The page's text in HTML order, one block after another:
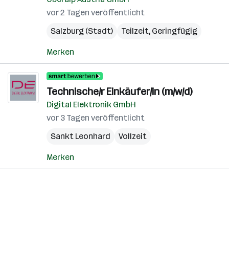
vor 2 Tagen veröffentlicht
Salzburg (Stadt)
Teilzeit, Geringfügig
Merken
Technische/r Einkäufer/in (m/w/d)
Digital Elektronik GmbH
vor 3 Tagen veröffentlicht
Sankt Leonhard
Vollzeit
Merken